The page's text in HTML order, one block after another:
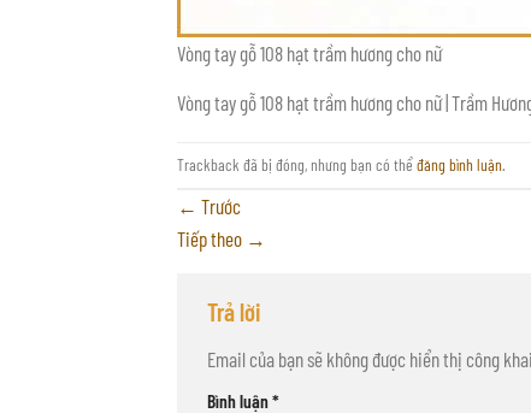
Vòng tay gỗ 108 hạt trầm hương cho nữ
Vòng tay gỗ 108 hạt trầm hương cho nữ | Trầm
Trackback đã bị đóng, nhưng bạn có thểđăng bình luận.
← Trước
Tiếp theo →
Trả lời
Email của bạn sẽ không được hiển thị công
Bình luận*